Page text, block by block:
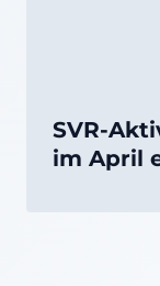
SVR-
im April